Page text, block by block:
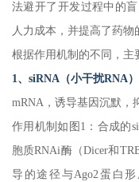
法避开了开发过程中的
人力成本，并提高了药物
根据作用机制的不同，主
1、siRNA（小干扰RNA）
mRNA，诱导基因沉默，
作用机制如图1：合成的
胞质RNAi酶（Dicer和
导的途径与Ago2蛋白形